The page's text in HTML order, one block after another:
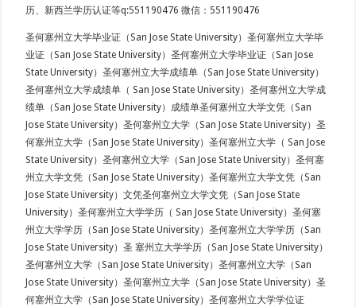
历、新西兰学历认证等q:551190476 微信：551190476
圣何塞州立大学毕业证（San Jose State University）圣何塞州立大学毕
业证（San Jose State University）圣何塞州立大学毕业证（San Jose
State University）圣何塞州立大学成绩单（San Jose State University）
圣何塞州立大学成绩单（ San Jose State University）圣何塞州立大学成
绩单（San Jose State University）成绩单圣何塞州立大学文凭（San
Jose State University）圣何塞州立大学（San Jose State University）圣
何塞州立大学（San Jose State University）圣何塞州立大学（ San Jose
State University）圣何塞州立大学（San Jose State University）圣何塞
州立大学文凭（San Jose State University）圣何塞州立大学文凭（San
Jose State University）文凭圣何塞州立大学文凭（San Jose State
University）圣何塞州立大学学历（ San Jose State University）圣何塞
州立大学学历（San Jose State University）圣何塞州立大学学历（San
Jose State University）圣 塞州立大学学历（San Jose State University）
圣何塞州立大学（San Jose State University）圣何塞州立大学（San
Jose State University）圣何塞州立大学（San Jose State University）圣
何塞州立大学（San Jose State University）圣何塞州立大学学位证